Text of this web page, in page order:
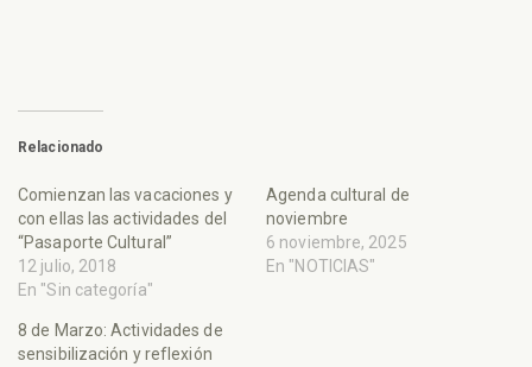
Relacionado
Comienzan las vacaciones y
con ellas las actividades del
“Pasaporte Cultural”
12 julio, 2018
En "Sin categoría"
Agenda cultural de
noviembre
6 noviembre, 2025
En "NOTICIAS"
8 de Marzo: Actividades de
sensibilización y reflexión